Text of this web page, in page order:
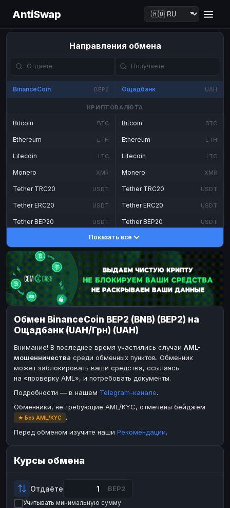
AntiSwap
Направления обмена
BinanceCoin BEP2 Ощадбанк UAH
КРИПТОВАЛЮТА
Bitcoin BTC
Ethereum ETH
Litecoin LTC
Monero XMR
Tether TRC20 USDT
Tether ERC20 USDT
Tether BEP20 USDT
DASH
Toncoin TON
Dogecoin DOGE
TRX TRON
Bitcoin Cash BCH
BinanceCoin BEP20
Ether Classic ETC
SOL
Ripple XRP
Bitcoin BTC
Ethereum ETH
Litecoin LTC
Monero XMR
Tether TRC20 USDT
Tether ERC20 USDT
Tether BEP20 USDT
DASH
Toncoin TON
Dogecoin DOGE
TRX TRON
Bitcoin Cash BCH
BinanceCoin BEP20
Ether Classic
Ripple
Paxum USD
Perfect Money
Payoneer USD
ЮMoney RUB
Paxum
Payoneer
ЮMoney
БАЛАНСЫ КРИПТОБИРЖ
Показать все
Обмен BinanceCoin BEP2 (BNB) (BEP2) на
Ощадбанк (UAH/Грн) (UAH)
Внимание! В последнее время участились случаи AML-
мошенничества среди обменных пунктов. Обменник
может заблокировать ваши средства, ссылаясь
на «проверку AML», и потребовать документы.
Подробности — в нашем Telegram-канале.
Обменники, не требующие AML/KYC, отмечены бейджем
★ Без AML/KYC
.
Перед обменом изучите наши Рекомендации.
Курсы обмена
Отдаёте BEP2
Учитывать минимальную сумму